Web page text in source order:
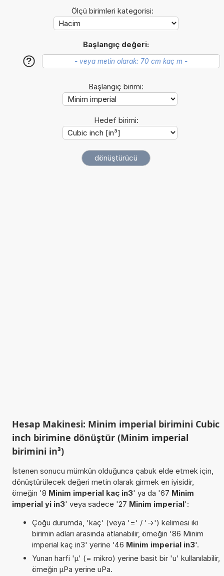
Ölçü birimleri kategorisi:
Başlangıç değeri:
?
Başlangıç birimi:
Hedef birimi:
Hesap Makinesi: Minim imperial birimini Cubic
inch birimine dönüştür (Minim imperial
birimini in³)
İstenen sonucu mümkün olduğunca çabuk elde etmek için,
dönüştürülecek değeri metin olarak girmek en iyisidir,
örneğin '8 Minim imperial kaç in3' ya da '67 Minim
imperial yi in3' veya sadece '27 Minim imperial':
Çoğu durumda, 'kaç' (veya '=' / '->') kelimesi iki
birimin adları arasında atlanabilir, örneğin '86 Minim
imperial kaç in3' yerine '46 Minim imperial in3'.
Yunan harfi 'µ' (= mikro) yerine basit bir 'u' kullanılabilir,
örneğin µPa yerine uPa.